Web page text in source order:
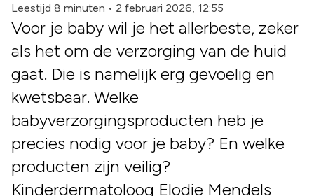
Leestijd 8 minuten • 2 februari 2026, 12:55
Voor je baby wil je het allerbeste, zeker
als het om de verzorging van de huid
gaat. Die is namelijk erg gevoelig en
kwetsbaar. Welke
babyverzorgingsproducten heb je
precies nodig voor je baby? En welke
producten zijn veilig?
Kinderdermatoloog Elodie Mendels